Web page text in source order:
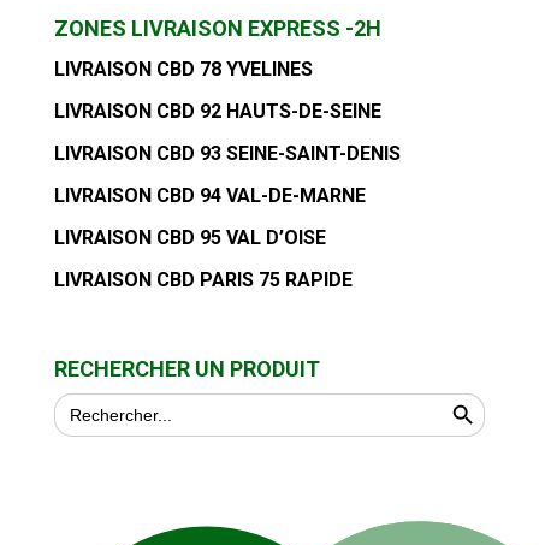
ZONES LIVRAISON EXPRESS -2H
LIVRAISON CBD 78 YVELINES
LIVRAISON CBD 92 HAUTS-DE-SEINE
LIVRAISON CBD 93 SEINE-SAINT-DENIS
LIVRAISON CBD 94 VAL-DE-MARNE
LIVRAISON CBD 95 VAL D’OISE
LIVRAISON CBD PARIS 75 RAPIDE
RECHERCHER UN PRODUIT
SEARCH
FOR:
Search Button